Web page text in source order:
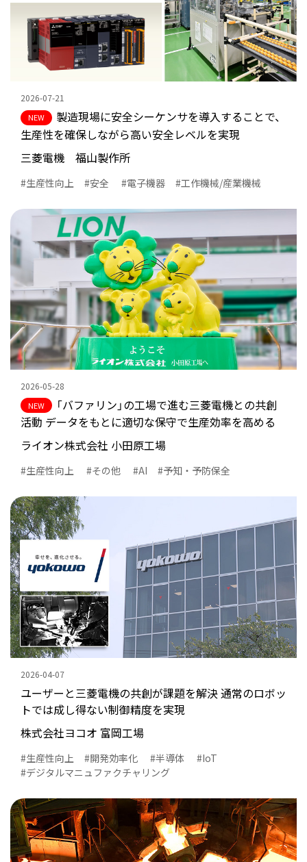
#金型製造
#レーザ加工業
#その他
トレンド
#IoT
#デジタルマニュファク
チャリング
#AI
#エッジコンピューティン
グ
#クラウド
#カーボンニュートラル
#DX化
#FA Web Shop
2026-07-21
製造現場に安全シーケンサを導入することで、
生産性を確保しながら高い安全レベルを実現
三菱電機 福山製作所
生産性向上 安全 電子機器 工作機械/産業機械
2026-05-28
「バファリン」の工場で進む三菱電機との共創
活動 データをもとに適切な保守で生産効率を高める
ライオン株式会社 小田原工場
生産性向上 その他 AI 予知・予防保全
2026-04-07
ユーザーと三菱電機の共創が課題を解決 通常のロボッ
トでは成し得ない制御精度を実現
株式会社ヨコオ 富岡工場
生産性向上 開発効率化 半導体
IoT
デジタルマニュファクチャリング